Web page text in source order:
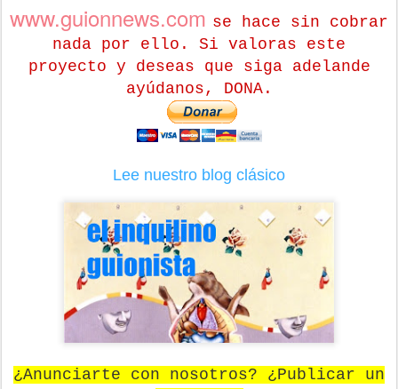
www.guionnews.com se hace sin cobrar
nada por ello. Si valoras este
proyecto y deseas que siga adelande
ayúdanos, DONA.
Lee nuestro blog clásico
¿Anunciarte con nosotros? ¿Publicar un